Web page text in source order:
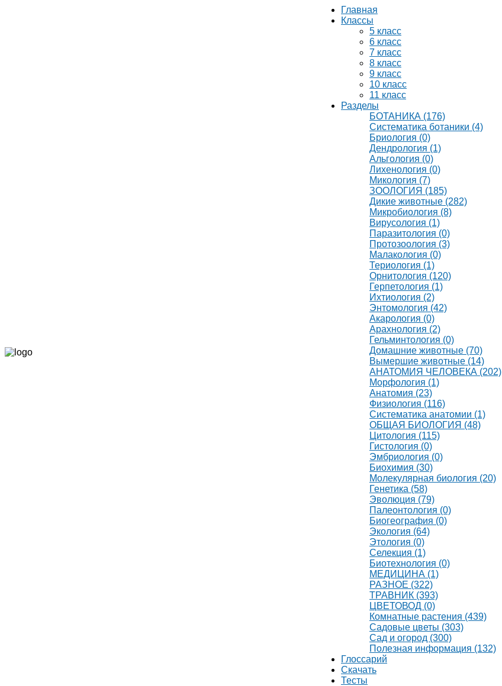
Главная
Классы
5 класс
6 класс
7 класс
8 класс
9 класс
10 класс
11 класс
Разделы
БОТАНИКА (176)
Систематика ботаники (4)
Бриология (0)
Дендрология (1)
Альгология (0)
Лихенология (0)
Микология (7)
ЗООЛОГИЯ (185)
Дикие животные (282)
Микробиология (8)
Вирусология (1)
Паразитология (0)
Протозоология (3)
Малакология (0)
Териология (1)
Орнитология (120)
Герпетология (1)
Ихтиология (2)
Энтомология (42)
Акарология (0)
Арахнология (2)
Гельминтология (0)
Домашние животные (70)
Вымершие животные (14)
АНАТОМИЯ ЧЕЛОВЕКА (202)
Морфология (1)
Анатомия (23)
Физиология (116)
Систематика анатомии (1)
ОБЩАЯ БИОЛОГИЯ (48)
Цитология (115)
Гистология (0)
Эмбриология (0)
Биохимия (30)
Молекулярная биология (20)
Генетика (58)
Эволюция (79)
Палеонтология (0)
Биогеография (0)
Экология (64)
Этология (0)
Селекция (1)
Биотехнология (0)
МЕДИЦИНА (1)
РАЗНОЕ (322)
ТРАВНИК (393)
ЦВЕТОВОД (0)
Комнатные растения (439)
Садовые цветы (303)
Сад и огород (300)
Полезная информация (132)
Глоссарий
Скачать
Тесты